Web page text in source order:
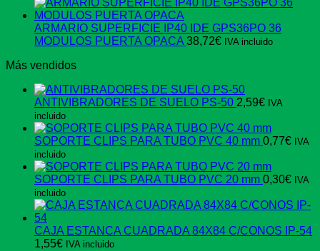
ARMARIO SUPERFICIE IP40 IDE GPS36PO 36
MODULOS PUERTA OPACA 38,72€ IVA incluido
Más vendidos
ANTIVIBRADORES DE SUELO PS-50 2,59€ IVA
incluido
SOPORTE CLIPS PARA TUBO PVC 40 mm 0,77€ IVA
incluido
SOPORTE CLIPS PARA TUBO PVC 20 mm 0,30€ IVA
incluido
CAJA ESTANCA CUADRADA 84X84 C/CONOS IP-54
1,55€ IVA incluido